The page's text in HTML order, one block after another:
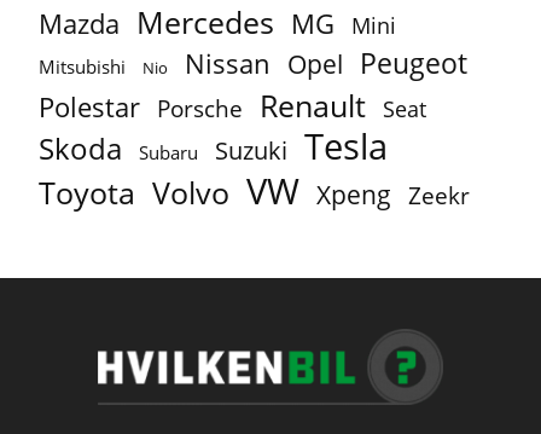
Mazda Mercedes MG Mini
Mitsubishi Nio Nissan Opel Peugeot
Polestar Porsche Renault Seat
Skoda Subaru Suzuki Tesla
Toyota Volvo VW Xpeng Zeekr